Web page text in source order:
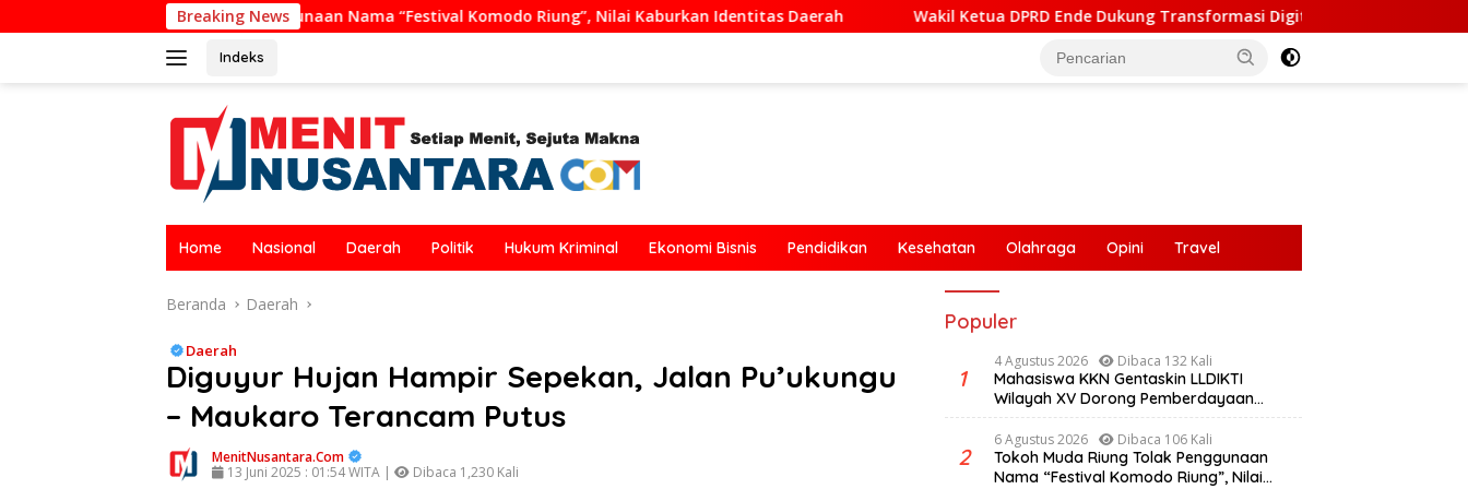
ke
Breaking News
Nama “Festival Komodo Riung”, Nilai Kaburkan Identitas Daerah Wakil Ketua DPRD Ende Dukung Transformasi Digital, Hadiri Peluncuran ELiA dan Implementasi SRIKANDI
Indeks
Home Nasional Daerah Politik Hukum Kriminal Ekonomi Bisnis Pendidikan Kesehatan Olahraga Opini Travel
Beranda Daerah
Daerah
Diguyur Hujan Hampir Sepekan, Jalan Pu’ukungu
– Maukaro Terancam Putus
MenitNusantara.Com
13 Juni 2025 : 01:54 WITA |
Dibaca 1,230 Kali
Populer
1
4 Agustus 2026 Dibaca 132 Kali
Mahasiswa KKN Gentaskin LLDIKTI
Wilayah XV Dorong Pemberdayaan
Masyarakat Lewat Pelatihan Pengolahan
Hasil Alam di Desa Sisir
2
6 Agustus 2026 Dibaca 106 Kali
Tokoh Muda Riung Tolak Penggunaan
Nama “Festival Komodo Riung”, Nilai